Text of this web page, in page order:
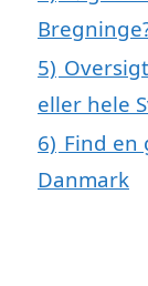
5)
eller hele
6) Find
Danmark